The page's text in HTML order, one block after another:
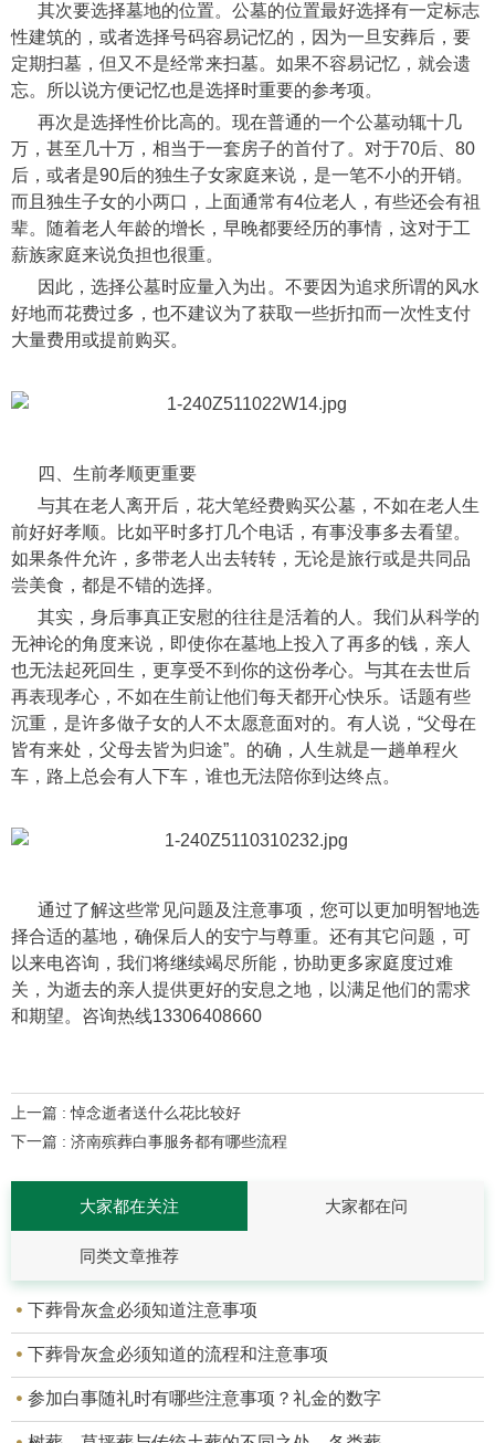
其次要选择墓地的位置。公墓的位置最好选择有一定标志
性建筑的，或者选择号码容易记忆的，因为一旦安葬后，要
定期扫墓，但又不是经常来扫墓。如果不容易记忆，就会遗
忘。所以说方便记忆也是选择时重要的参考项。
再次是选择性价比高的。现在普通的一个公墓动辄十几
万，甚至几十万，相当于一套房子的首付了。对于70后、80
后，或者是90后的独生子女家庭来说，是一笔不小的开销。
而且独生子女的小两口，上面通常有4位老人，有些还会有祖
辈。随着老人年龄的增长，早晚都要经历的事情，这对于工
薪族家庭来说负担也很重。
因此，选择公墓时应量入为出。不要因为追求所谓的风水
好地而花费过多，也不建议为了获取一些折扣而一次性支付
大量费用或提前购买。
四、生前孝顺更重要
与其在老人离开后，花大笔经费购买公墓，不如在老人生
前好好孝顺。比如平时多打几个电话，有事没事多去看望。
如果条件允许，多带老人出去转转，无论是旅行或是共同品
尝美食，都是不错的选择。
其实，身后事真正安慰的往往是活着的人。我们从科学的
无神论的角度来说，即使你在墓地上投入了再多的钱，亲人
也无法起死回生，更享受不到你的这份孝心。与其在去世后
再表现孝心，不如在生前让他们每天都开心快乐。话题有些
沉重，是许多做子女的人不太愿意面对的。有人说，“父母在
皆有来处，父母去皆为归途”。的确，人生就是一趟单程火
车，路上总会有人下车，谁也无法陪你到达终点。
通过了解这些常见问题及注意事项，您可以更加明智地选
择合适的墓地，确保后人的安宁与尊重。还有其它问题，可
以来电咨询，我们将继续竭尽所能，协助更多家庭度过难
关，为逝去的亲人提供更好的安息之地，以满足他们的需求
和期望。咨询热线13306408660
上一篇 : 悼念逝者送什么花比较好
下一篇 : 济南殡葬白事服务都有哪些流程
大家都在关注 大家都在问
同类文章推荐
下葬骨灰盒必须知道注意事项
下葬骨灰盒必须知道的流程和注意事项
参加白事随礼时有哪些注意事项？礼金的数字